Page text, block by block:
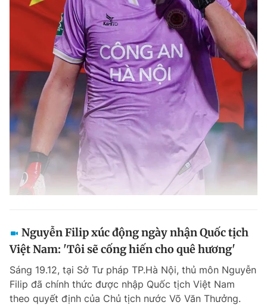
Nguyễn Filip xúc động ngày nhận Quốc tịch
Việt Nam: 'Tôi sẽ cống hiến cho quê hương'
Sáng 19.12, tại Sở Tư pháp TP.Hà Nội, thủ môn Nguyễn
Filip đã chính thức được nhập Quốc tịch Việt Nam
theo quyết định của Chủ tịch nước Võ Văn Thưởng.